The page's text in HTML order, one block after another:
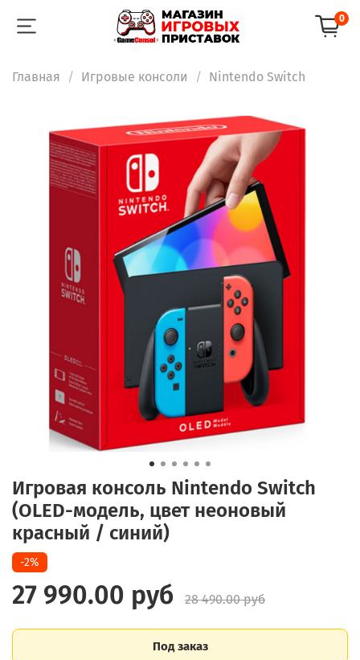
0
Главная Игровые консоли Nintendo Switch
Игровая консоль Nintendo Switch
(OLED-модель, цвет неоновый
красный / синий)
-2%
27 990.00 руб 28 490.00 руб
Под заказ